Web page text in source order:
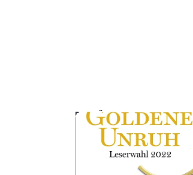
DAS KÖNNTE SIE AUCH